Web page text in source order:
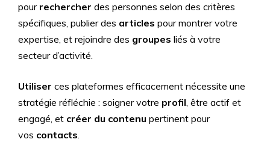
pour rechercher des personnes selon des critères
spécifiques, publier des articles pour montrer votre
expertise, et rejoindre des groupes liés à votre
secteur d’activité.
Utiliser ces plateformes efficacement nécessite une
stratégie réfléchie : soigner votre profil, être actif et
engagé, et créer du contenu pertinent pour
vos contacts.